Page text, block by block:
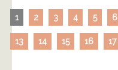
1 2 3 4 5 6
13 14 15 16 17